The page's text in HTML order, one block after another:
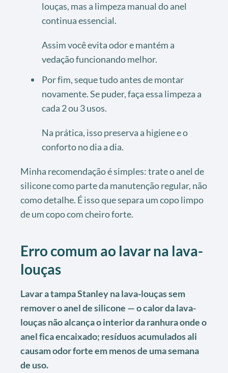
louças, mas a limpeza manual do anel
continua essencial.
Assim você evita odor e mantém a
vedação funcionando melhor.
Por fim, seque tudo antes de montar
novamente. Se puder, faça essa limpeza a
cada 2 ou 3 usos.
Na prática, isso preserva a higiene e o
conforto no dia a dia.
Minha recomendação é simples: trate o anel de
silicone como parte da manutenção regular, não
como detalhe. É isso que separa um copo limpo
de um copo com cheiro forte.
Erro comum ao lavar na lava-
louças
Lavar a tampa Stanley na lava-louças sem
remover o anel de silicone — o calor da lava-
louças não alcança o interior da ranhura onde o
anel fica encaixado; resíduos acumulados ali
causam odor forte em menos de uma semana
de uso.